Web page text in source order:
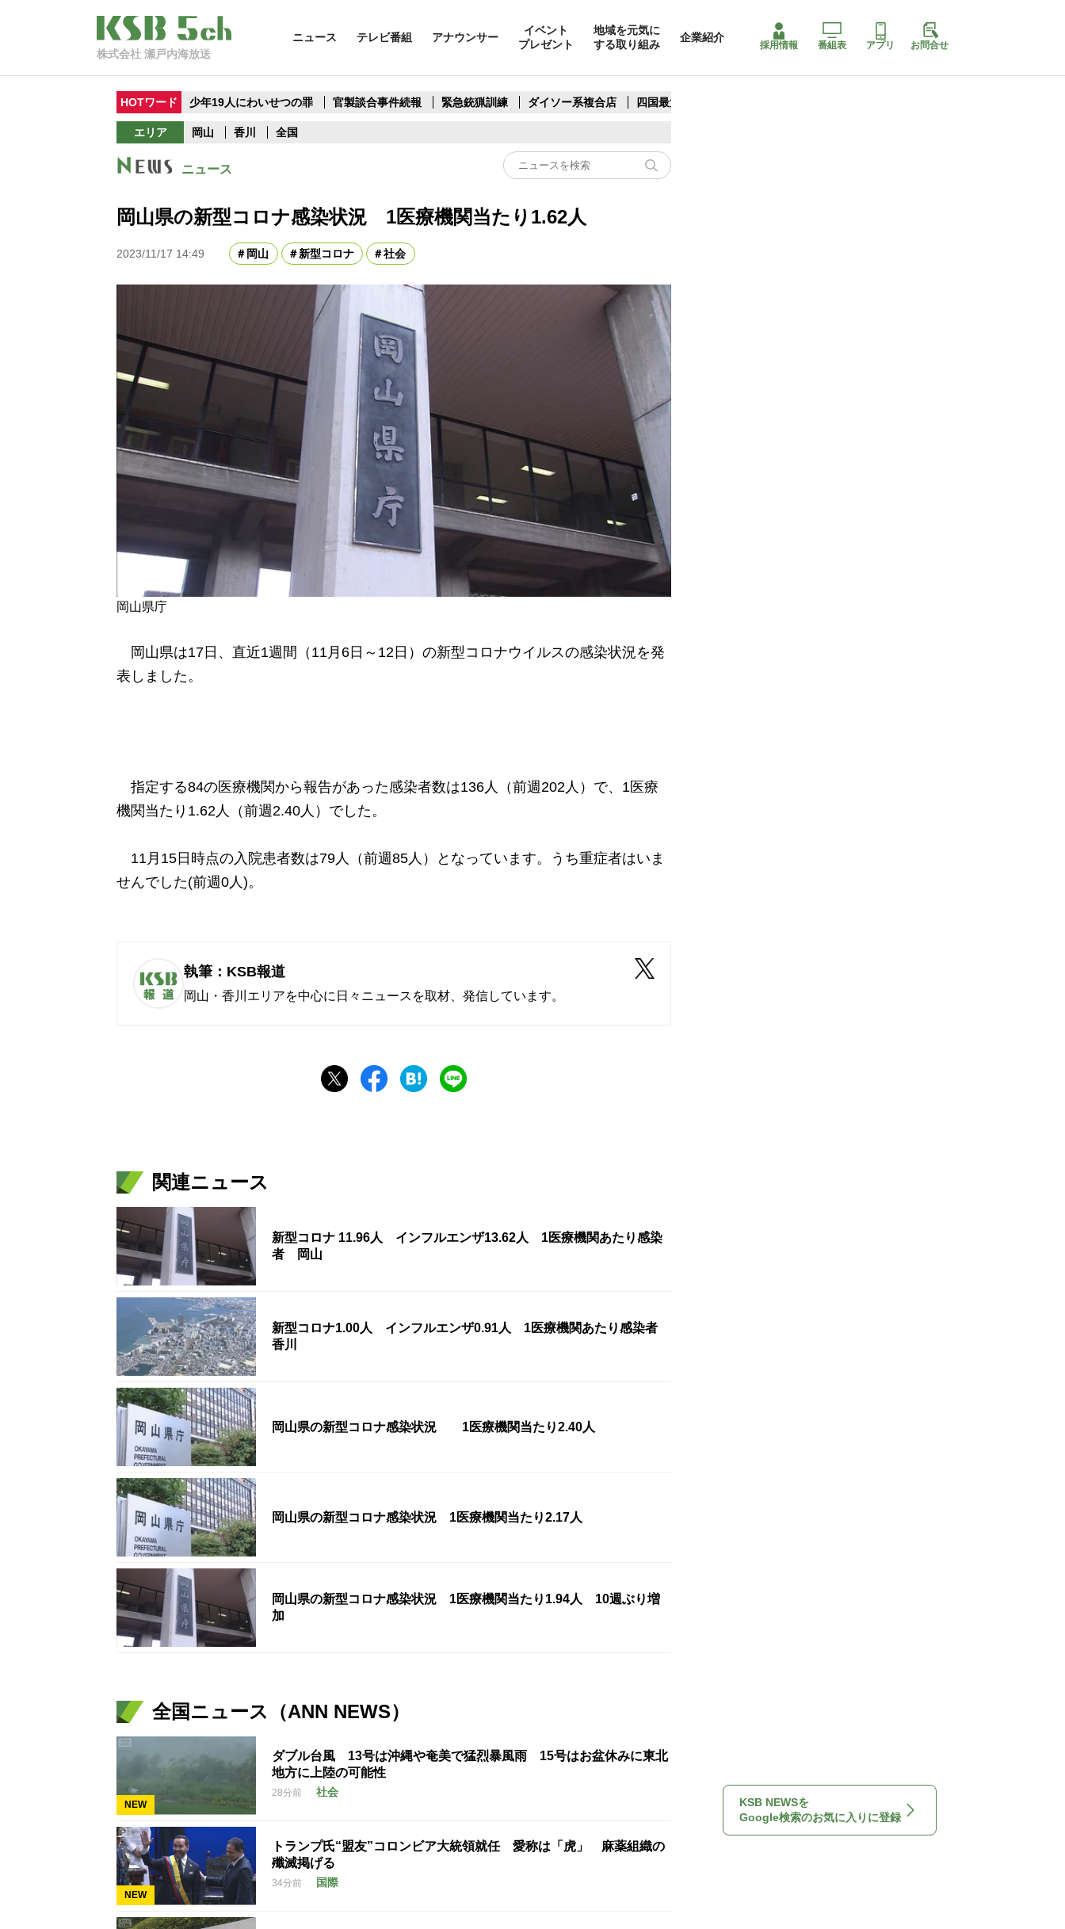
株式会社 瀬戸内海放送
ニュース テレビ番組 アナウンサー
イベント
プレゼント
地域を元気に
する取り組み
企業紹介
採用情報 番組表 アプリ お問合せ
HOTワード 少年19人にわいせつの罪 官製談合事件続報 緊急銃猟訓練 ダイソー系複合店 四国最大スリコ
エリア 岡山 香川 全国
ニュース
岡山県の新型コロナ感染状況 1医療機関当たり1.62人
2023/11/17 14:49 岡山 新型コロナ 社会
岡山県庁
岡山県は17日、直近1週間（11月6日～12日）の新型コロナウイルスの感染状況を発
表しました。
指定する84の医療機関から報告があった感染者数は136人（前週202人）で、1医療
機関当たり1.62人（前週2.40人）でした。
11月15日時点の入院患者数は79人（前週85人）となっています。うち重症者はいま
せんでした(前週0人)。
執筆：KSB報道
岡山・香川エリアを中心に日々ニュースを取材、発信しています。
関連ニュース
新型コロナ 11.96人 インフルエンザ13.62人 1医療機関あたり感染
者 岡山
新型コロナ1.00人 インフルエンザ0.91人 1医療機関あたり感染者
香川
岡山県の新型コロナ感染状況 1医療機関当たり2.40人
岡山県の新型コロナ感染状況 1医療機関当たり2.17人
岡山県の新型コロナ感染状況 1医療機関当たり1.94人 10週ぶり増
加
全国ニュース（ANN NEWS）
NEW
ダブル台風 13号は沖縄や奄美で猛烈暴風雨 15号はお盆休みに東北
地方に上陸の可能性
28分前 社会
NEW
トランプ氏“盟友”コロンビア大統領就任 愛称は「虎」 麻薬組織の
殲滅掲げる
34分前 国際
KSB NEWSを
Google検索のお気に入りに登録